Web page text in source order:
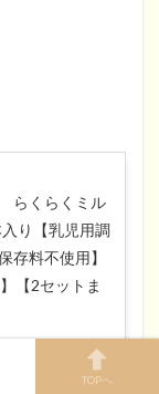
らくらくミル
り【乳児用調
存料不使用】
【2セットま
TOPへ